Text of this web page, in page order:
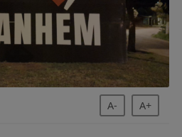
A- A+